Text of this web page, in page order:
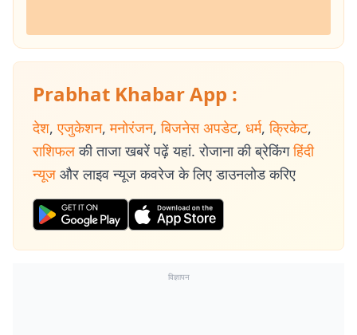
Prabhat Khabar App :
देश, एजुकेशन, मनोरंजन, बिजनेस अपडेट, धर्म, क्रिकेट,
राशिफल की ताजा खबरें पढ़ें यहां. रोजाना की ब्रेकिंग हिंदी
न्यूज और लाइव न्यूज कवरेज के लिए डाउनलोड करिए
विज्ञापन